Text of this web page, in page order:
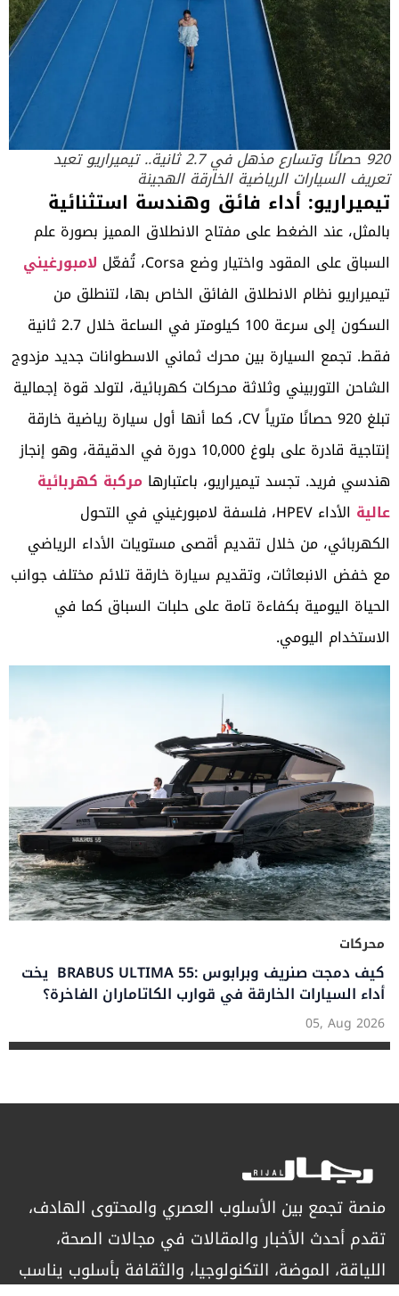
920 حصانًا وتسارع مذهل في 2.7 ثانية.. تيميراريو تعيد
تعريف السيارات الرياضية الخارقة الهجينة
تيميراريو: أداء فائق وهندسة استثنائية
بالمثل، عند الضغط على مفتاح الانطلاق المميز بصورة علم
السباق على المقود واختيار وضع Corsa، تُفعّل
لامبورغيني
تيميراريو نظام الانطلاق الفائق الخاص بها، لتنطلق من
السكون إلى سرعة 100 كيلومتر في الساعة خلال 2.7 ثانية
فقط. تجمع السيارة بين محرك ثماني الاسطوانات جديد مزدوج
الشاحن التوربيني وثلاثة محركات كهربائية، لتولد قوة إجمالية
تبلغ 920 حصانًا مترياً
CV، كما أنها أول سيارة رياضية خارقة
إنتاجية قادرة على بلوغ 10,000 دورة في الدقيقة، وهو إنجاز
هندسي فريد. تجسد تيميراريو، باعتبارها مركبة كهربائية
عالية الأداء HPEV، فلسفة لامبورغيني في التحول
الكهربائي، من خلال تقديم أقصى مستويات الأداء الرياضي
مع خفض الانبعاثات، وتقديم سيارة خارقة تلائم مختلف جوانب
الحياة اليومية بكفاءة تامة على حلبات السباق كما في
الاستخدام اليومي.
محركات
يخت BRABUS ULTIMA 55: كيف دمجت صنريف وبرابوس
أداء السيارات الخارقة في قوارب الكاتاماران الفاخرة؟
05, Aug 2026
منصة تجمع بين الأسلوب العصري والمحتوى الهادف،
تقدم أحدث الأخبار والمقالات في مجالات الصحة،
اللياقة، الموضة، التكنولوجيا، والثقافة بأسلوب يناسب